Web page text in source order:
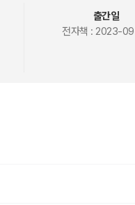
출간일
전자책 : 2023-